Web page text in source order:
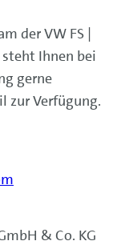
der VW FS |
steht Ihnen bei
gerne
zur Verfügung.
& Co. KG